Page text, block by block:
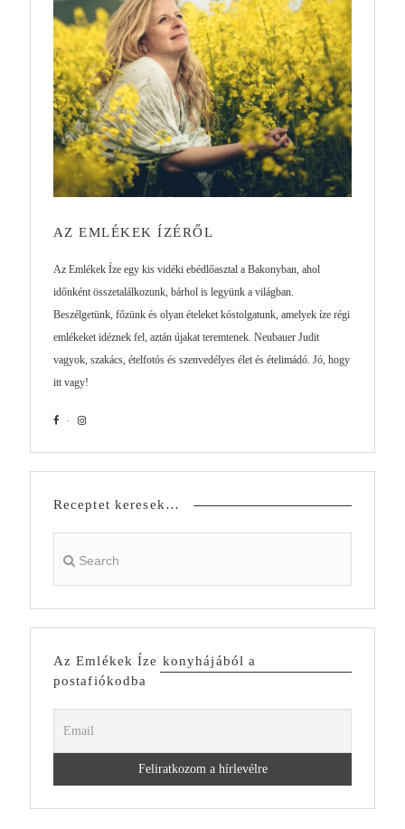
AZ EMLÉKEK ÍZÉRŐL
Az Emlékek Íze egy kis vidéki ebédlőasztal a Bakonyban, ahol
időnként összetalálkozunk, bárhol is legyünk a világban.
Beszélgetünk, főzünk és olyan ételeket kóstolgatunk, amelyek íze régi
emlékeket idéznek fel, aztán újakat teremtenek. Neubauer Judit
vagyok, szakács, ételfotós és szenvedélyes élet és ételimádó. Jó, hogy
itt vagy!
Receptet keresek…
Az Emlékek Íze konyhájából a
postafiókodba